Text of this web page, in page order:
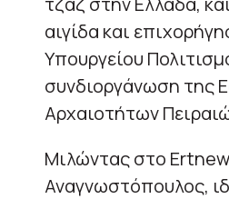
αιγίδα και
Υπουργείου
συνδιοργάνωση της
Αρχαιοτήτων
Μιλώντας στο
Αναγνωστόπουλος,